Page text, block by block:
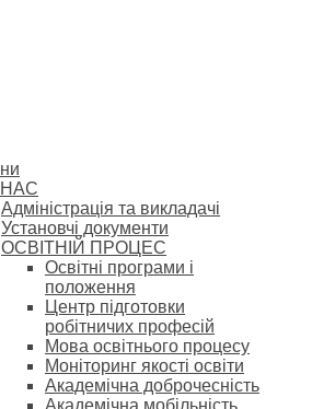
Адміністрація та викладачі
Установчі документи
ОСВІТНІЙ ПРОЦЕС
Освітні програми і
положення
Центр підготовки
робітничих професій
Мова освітнього процесу
Моніторинг якості освіти
Академічна доброчесність
Академічна мобільність